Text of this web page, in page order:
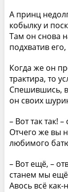
А принц
кобылку и
Там он снова
подхватив
Когда же он
трактира, то
Спешившись,
он своих
– Вот так так!
Отчего же вы
любимого
– Вот ещё, –
станем мы
Авось всё